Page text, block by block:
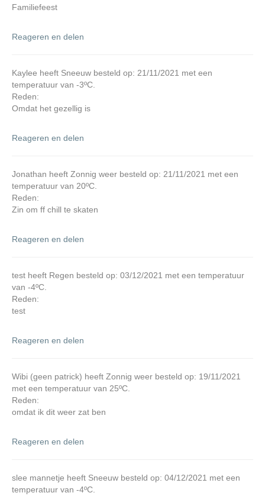
Familiefeest
Reageren en delen
Kaylee heeft Sneeuw besteld op: 21/11/2021 met een
temperatuur van -3ºC.
Reden:
Omdat het gezellig is
Reageren en delen
Jonathan heeft Zonnig weer besteld op: 21/11/2021 met een
temperatuur van 20ºC.
Reden:
Zin om ff chill te skaten
Reageren en delen
test heeft Regen besteld op: 03/12/2021 met een temperatuur
van -4ºC.
Reden:
test
Reageren en delen
Wibi (geen patrick) heeft Zonnig weer besteld op: 19/11/2021
met een temperatuur van 25ºC.
Reden:
omdat ik dit weer zat ben
Reageren en delen
slee mannetje heeft Sneeuw besteld op: 04/12/2021 met een
temperatuur van -4ºC.